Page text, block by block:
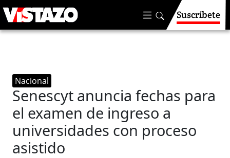
Suscríbete
Nacional
Senescyt anuncia fechas para
el examen de ingreso a
universidades con proceso
asistido